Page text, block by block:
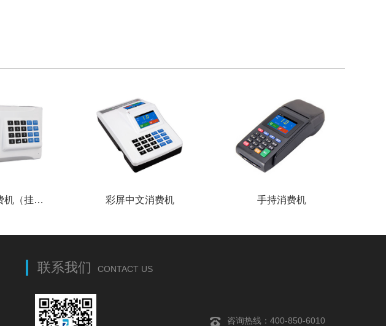
中文菜单消费机（挂式） 彩屏中文消费机 手持消费机
联系我们 CONTACT US
咨询热线：400-850-6010